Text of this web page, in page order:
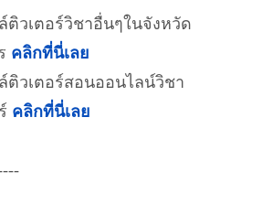
ติวเตอร์วิชาอื่นๆในจังหวัด
คลิกที่นี่เลย
ติวเตอร์สอนออนไลน์วิชา
คลิกที่นี่เลย